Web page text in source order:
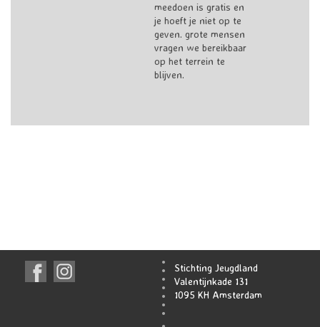
meedoen is gratis en
je hoeft je niet op te
geven. grote mensen
vragen we bereikbaar
op het terrein te
blijven.
Stichting Jeugdland
Valentijnkade 131
1095 KH Amsterdam